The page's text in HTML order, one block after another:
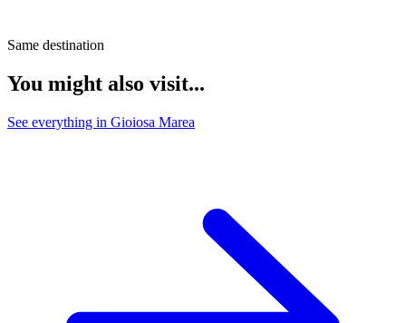
Same destination
You might also visit...
See everything in Gioiosa Marea